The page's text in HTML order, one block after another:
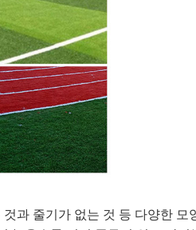
과 줄기가 없는 것 등 다양한